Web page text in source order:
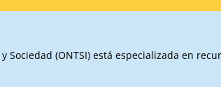
(ONTSI) está especializada en